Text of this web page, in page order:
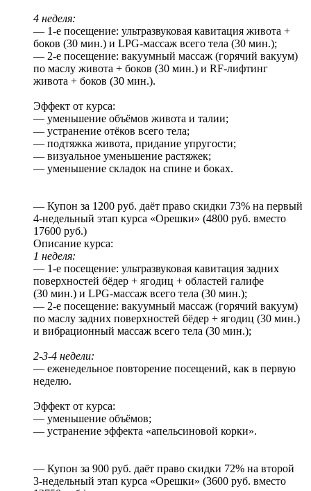
4 неделя:
— 1-е посещение: ультразвуковая кавитация живота +
боков (30 мин.) и LPG-массаж всего тела (30 мин.);
— 2-е посещение: вакуумный массаж (горячий вакуум)
по маслу живота + боков (30 мин.) и RF-лифтинг
живота + боков (30 мин.).
Эффект от курса:
— уменьшение объёмов живота и талии;
— устранение отёков всего тела;
— подтяжка живота, придание упругости;
— визуальное уменьшение растяжек;
— уменьшение складок на спине и боках.
— Купон за 1200 руб. даёт право скидки 73% на первый
4-недельный этап курса «Орешки» (4800 руб. вместо
17600 руб.)
Описание курса:
1 неделя:
— 1-е посещение: ультразвуковая кавитация задних
поверхностей бёдер + ягодиц + областей галифе
(30 мин.) и LPG-массаж всего тела (30 мин.);
— 2-е посещение: вакуумный массаж (горячий вакуум)
по маслу задних поверхностей бёдер + ягодиц (30 мин.)
и вибрационный массаж всего тела (30 мин.);
2-3-4 недели:
— еженедельное повторение посещений, как в первую
неделю.
Эффект от курса:
— уменьшение объёмов;
— устранение эффекта «апельсиновой корки».
— Купон за 900 руб. даёт право скидки 72% на второй
3-недельный этап курса «Орешки» (3600 руб. вместо